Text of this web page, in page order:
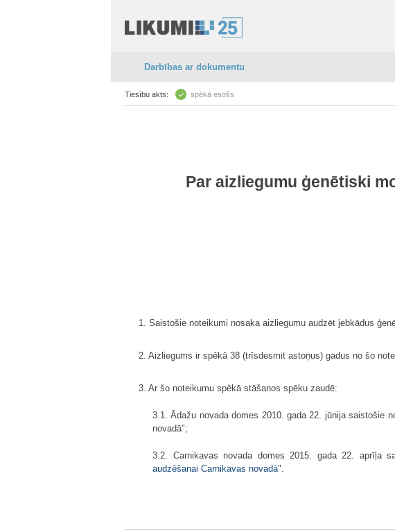
Darbības ar dokumentu
Tiesību akts: spēkā esošs
Par aizliegumu ģenētiski
1. Saistošie noteikumi nosaka aizliegumu audzēt jebkādus
2. Aizliegums ir spēkā 38 (trīsdesmit astoņus) gadus no šo
3. Ar šo noteikumu spēkā stāšanos spēku zaudē:
3.1. Ādažu novada domes 2010. gada 22. jūnija saistošie
novadā";
3.2. Carnikavas novada domes 2015. gada 22. aprīļa
audzēšanai Carnikavas novadā".